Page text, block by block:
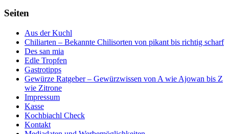
Seiten
Aus der Kuchl
Chiliarten – Bekannte Chilisorten von pikant bis richtig scharf
Des san mia
Edle Tropfen
Gastrotipps
Gewürze Ratgeber – Gewürzwissen von A wie Ajowan bis Z
wie Zitrone
Impressum
Kasse
Kochbiachl Check
Kontakt